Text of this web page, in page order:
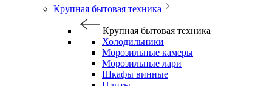
Крупная бытовая техника
Крупная бытовая техника
Холодильники
Морозильные камеры
Морозильные лари
Шкафы винные